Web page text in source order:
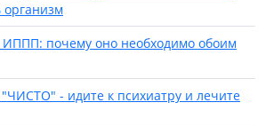
организм
почему оно необходимо обоим
- идите к психиатру и лечите